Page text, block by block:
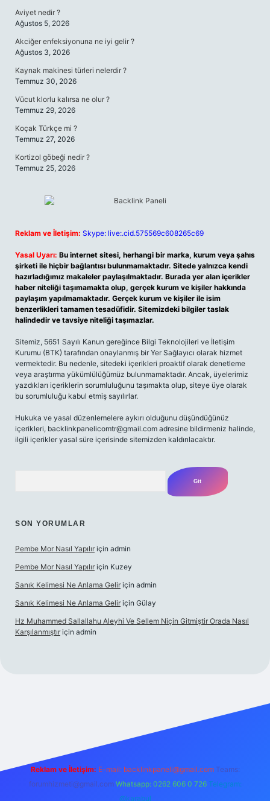
Aviyet nedir ?
Ağustos 5, 2026
Akciğer enfeksiyonuna ne iyi gelir ?
Ağustos 3, 2026
Kaynak makinesi türleri nelerdir ?
Temmuz 30, 2026
Vücut klorlu kalırsa ne olur ?
Temmuz 29, 2026
Koçak Türkçe mi ?
Temmuz 27, 2026
Kortizol göbeği nedir ?
Temmuz 25, 2026
Reklam ve İletişim: Skype: live:.cid.575569c608265c69
Yasal Uyarı: Bu internet sitesi, herhangi bir marka, kurum veya şahıs
şirketi ile hiçbir bağlantısı bulunmamaktadır. Sitede yalnızca kendi
hazırladığımız makaleler paylaşılmaktadır. Burada yer alan içerikler
haber niteliği taşımamakta olup, gerçek kurum ve kişiler hakkında
paylaşım yapılmamaktadır. Gerçek kurum ve kişiler ile isim
benzerlikleri tamamen tesadüfidir. Sitemizdeki bilgiler taslak
halindedir ve tavsiye niteliği taşımazlar.
Sitemiz, 5651 Sayılı Kanun gereğince Bilgi Teknolojileri ve İletişim
Kurumu (BTK) tarafından onaylanmış bir Yer Sağlayıcı olarak hizmet
vermektedir. Bu nedenle, sitedeki içerikleri proaktif olarak denetleme
veya araştırma yükümlülüğümüz bulunmamaktadır. Ancak, üyelerimiz
yazdıkları içeriklerin sorumluluğunu taşımakta olup, siteye üye olarak
bu sorumluluğu kabul etmiş sayılırlar.
Hukuka ve yasal düzenlemelere aykırı olduğunu düşündüğünüz
içerikleri, backlinkpanelicomtr@gmail.com adresine bildirmeniz halinde,
ilgili içerikler yasal süre içerisinde sitemizden kaldırılacaktır.
SON YORUMLAR
Pembe Mor Nasıl Yapılır için admin
Pembe Mor Nasıl Yapılır için Kuzey
Sanık Kelimesi Ne Anlama Gelir için admin
Sanık Kelimesi Ne Anlama Gelir için Gülay
Hz Muhammed Sallallahu Aleyhi Ve Sellem Niçin Gitmiştir Orada Nasıl
Karşılanmıştır için admin
Reklam ve İletişim: E-mail: backlinkpaneli@gmail.com Teams:
forumhizmeti@gmail.com Whatsapp: 0262 606 0 726 Telegram:
@karabul